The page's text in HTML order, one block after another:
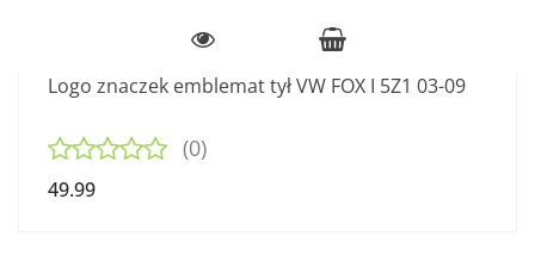
Logo znaczek emblemat tył VW FOX I 5Z1 03-09
(0)
49.99